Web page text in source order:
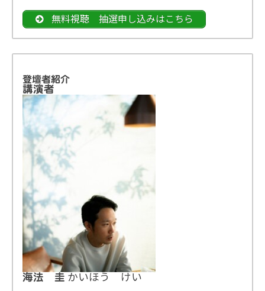
無料視聴 抽選申し込みはこちら
登壇者紹介
講演者
海法 圭 かいほう けい